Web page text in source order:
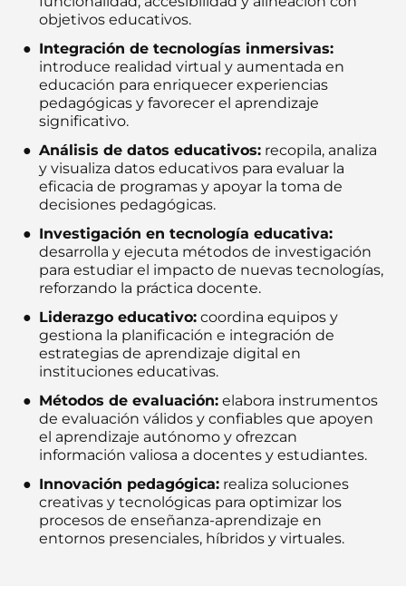
objetivos educativos.
Integración de tecnologías inmersivas:
introduce realidad virtual y aumentada en
educación para enriquecer experiencias
pedagógicas y favorecer el aprendizaje
significativo.
Análisis de datos educativos: recopila, analiza
y visualiza datos educativos para evaluar la
eficacia de programas y apoyar la toma de
decisiones pedagógicas.
Investigación en tecnología educativa:
desarrolla y ejecuta métodos de investigación
para estudiar el impacto de nuevas tecnologías,
reforzando la práctica docente.
Liderazgo educativo: coordina equipos y
gestiona la planificación e integración de
estrategias de aprendizaje digital en
instituciones educativas.
Métodos de evaluación: elabora instrumentos
de evaluación válidos y confiables que apoyen
el aprendizaje autónomo y ofrezcan
información valiosa a docentes y estudiantes.
Innovación pedagógica: realiza soluciones
creativas y tecnológicas para optimizar los
procesos de enseñanza-aprendizaje en
entornos presenciales, híbridos y virtuales.